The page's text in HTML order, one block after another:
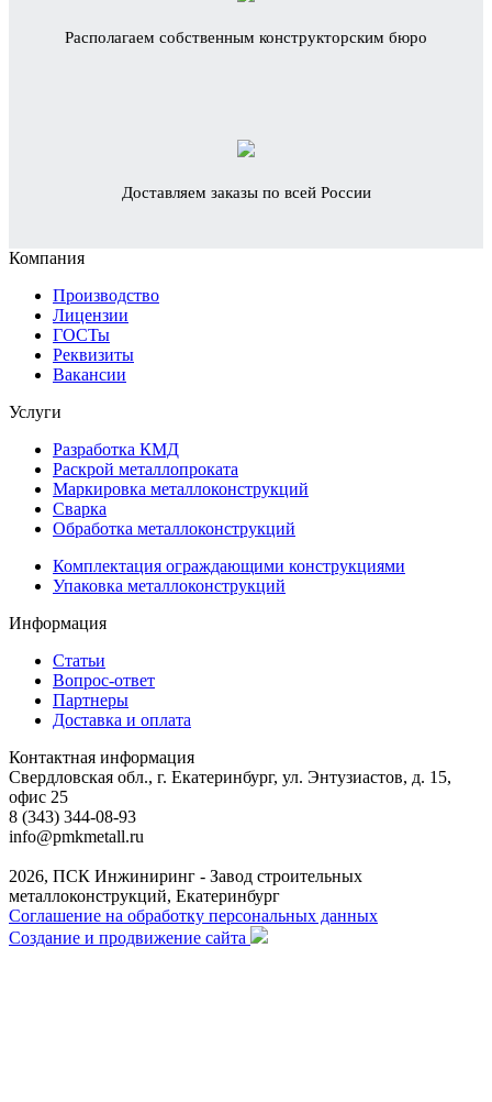
Располагаем собственным конструкторским бюро
Доставляем заказы по всей России
Компания
Производство
Лицензии
ГОСТы
Реквизиты
Вакансии
Услуги
Разработка КМД
Раскрой металлопроката
Маркировка металлоконструкций
Сварка
Обработка металлоконструкций
Комплектация ограждающими конструкциями
Упаковка металлоконструкций
Информация
Статьи
Вопрос-ответ
Партнеры
Доставка и оплата
Контактная информация
Свердловская обл., г. Екатеринбург, ул. Энтузиастов, д. 15,
офис 25
8 (343) 344-08-93
info@pmkmetall.ru
2026, ПСК Инжиниринг - Завод строительных
металлоконструкций, Екатеринбург
Соглашение на обработку персональных данных
Создание и продвижение сайта